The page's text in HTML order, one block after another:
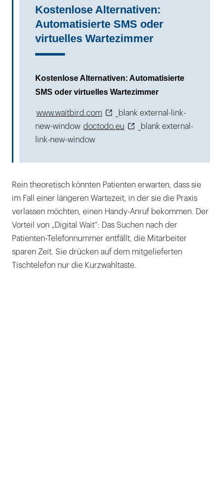
Kostenlose Alternativen:
Automatisierte SMS oder
virtuelles Wartezimmer
Kostenlose Alternativen: Automatisierte
SMS oder virtuelles Wartezimmer
www.waitbird.com
_blank external-link-
new-window doctodo.eu
_blank external-
link-new-window
Rein theoretisch könnten Patienten erwarten, dass sie
im Fall einer längeren Wartezeit, in der sie die Praxis
verlassen möchten, einen Handy-Anruf bekommen. Der
Vorteil von „Digital Wait“: Das Suchen nach der
Patienten-Telefonnummer entfällt, die Mitarbeiter
sparen Zeit. Sie drücken auf dem mitgelieferten
Tischtelefon nur die Kurzwahltaste.